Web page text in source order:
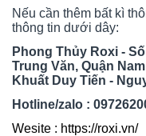
Nếu cần thêm bất kì
thông tin dưới dây:
Phong Thủy Roxi -
Trung Văn, Quận
Khuất Duy Tiến -
Hotline/zalo :
Wesite : https://roxi.vn/